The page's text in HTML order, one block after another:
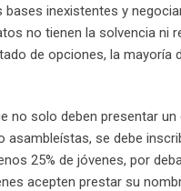
inexistentes y
no tienen la solvencia ni
de opciones, la mayoría
no solo deben presentar
asambleístas, se debe
25% de jóvenes, por
acepten prestar su